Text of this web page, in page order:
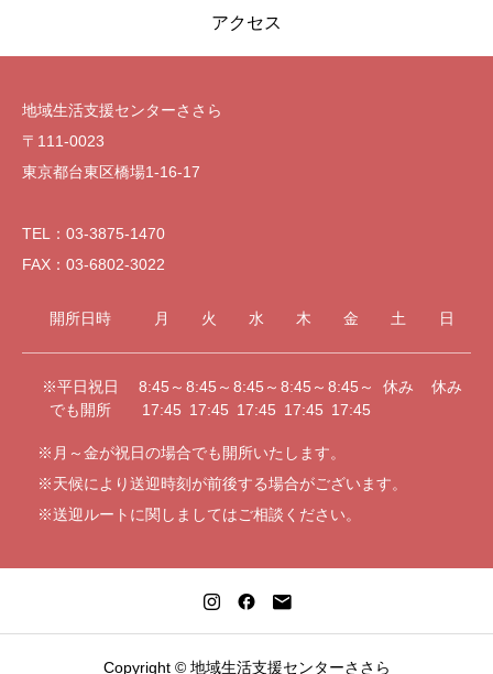
アクセス
地域生活支援センターささら
〒111-0023
東京都台東区橋場1-16-17
TEL：03-3875-1470
FAX：03-6802-3022
開所日時 月 火 水 木 金 土 日
※平日祝日
でも開所
8:45～
17:45
8:45～
17:45
8:45～
17:45
8:45～
17:45
8:45～
17:45
休み 休み
※月～金が祝日の場合でも開所いたします。
※天候により送迎時刻が前後する場合がございます。
※送迎ルートに関しましてはご相談ください。
Copyright © 地域生活支援センターささら